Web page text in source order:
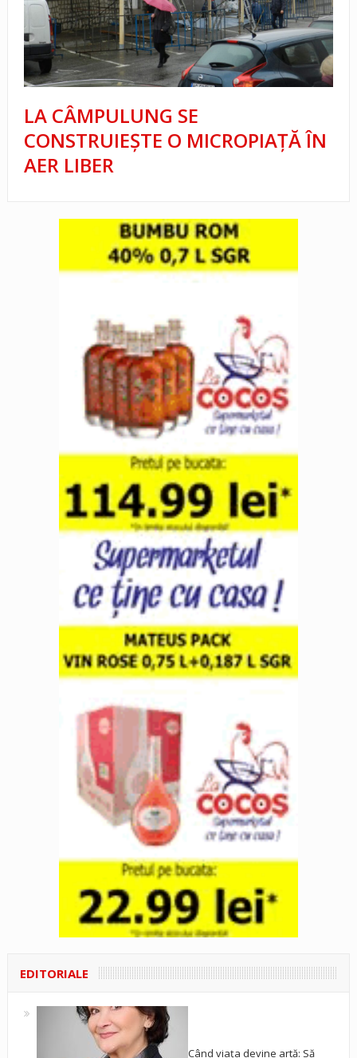
LA CÂMPULUNG SE
CONSTRUIEȘTE O MICROPIAȚĂ ÎN
AER LIBER
EDITORIALE
Când viața devine artă: Să